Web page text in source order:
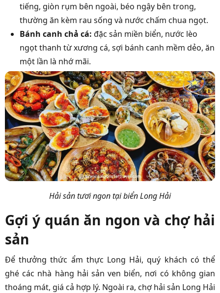
tiếng, giòn rụm bên ngoài, béo ngậy bên trong,
thường ăn kèm rau sống và nước chấm chua ngọt.
Bánh canh chả cá: đặc sản miền biển, nước lèo
ngọt thanh từ xương cá, sợi bánh canh mềm dẻo, ăn
một lần là nhớ mãi.
Hải sản tươi ngon tại biển Long Hải
Gợi ý quán ăn ngon và chợ hải
sản
Để thưởng thức ẩm thực Long Hải, quý khách có thể
ghé các nhà hàng hải sản ven biển, nơi có không gian
thoáng mát, giá cả hợp lý. Ngoài ra, chợ hải sản Long Hải